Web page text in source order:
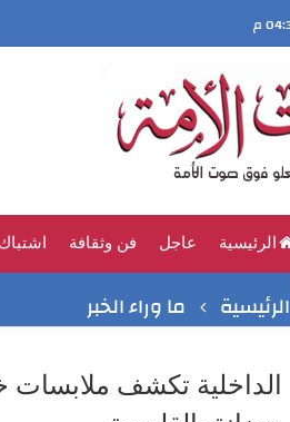
الرئيسية عاجل فن وثقافة اشتباك
الرئيسية ما وراء الخبر
الداخلية تكشف ملابسات